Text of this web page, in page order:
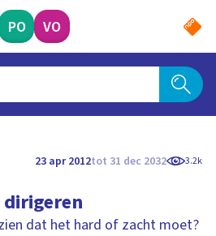
PO VO
23 apr 2012tot 31 dec 2032 3.2k
dirigeren
dat het hard of zacht moet?